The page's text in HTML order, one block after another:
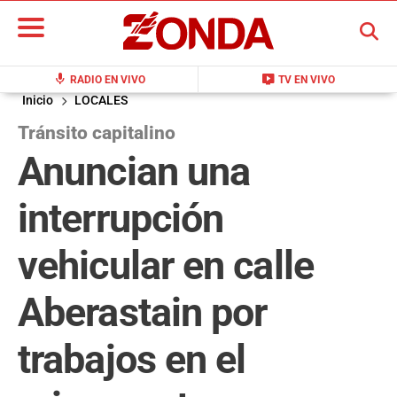
mic RADIO EN VIVO live_tv TV EN VIVO
BUSCAR
Inicio LOCALES
Tránsito capitalino
Anuncian una
interrupción
vehicular en calle
Aberastain por
trabajos en el